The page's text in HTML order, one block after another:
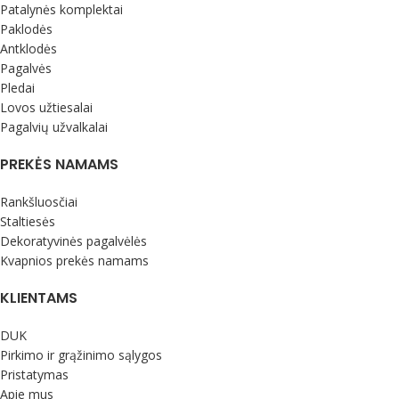
svorį.
Šilkas kai karšta maloniai vėsina, kai
šalta šildo. Šilkas puikiai išgarina
drėgmės perteklių todėl
neprakaituosite po šia antklode.
Pagaminta Vokietijoje.
Patalynės komplektai
Paklodės
Antklodės
Pagalvės
Pledai
Lovos užtiesalai
Pagalvių užvalkalai
PREKĖS NAMAMS
Rankšluosčiai
Staltiesės
Dekoratyvinės pagalvėlės
Kvapnios prekės namams
KLIENTAMS
DUK
Pirkimo ir grąžinimo sąlygos
Pristatymas
Apie mus